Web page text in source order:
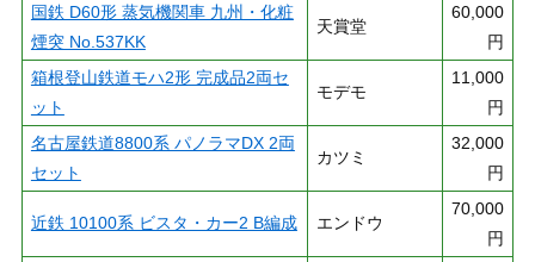
国鉄 D60形 蒸気機関車 九州・化粧
煙突 No.537KK
天賞堂
60,000
円
箱根登山鉄道モハ2形 完成品2両セ
ット
モデモ
11,000
円
名古屋鉄道8800系 パノラマDX 2両
セット
カツミ
32,000
円
近鉄 10100系 ビスタ・カー2 B編成 エンドウ
70,000
円